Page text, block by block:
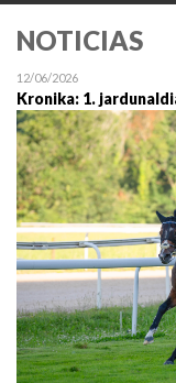
NOTICIAS
12/06/2026
Kronika: 1.